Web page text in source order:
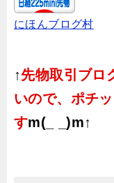
にほんブログ村
↑先物取引ブロ
いので、ポチ
すm(_ _)m↑